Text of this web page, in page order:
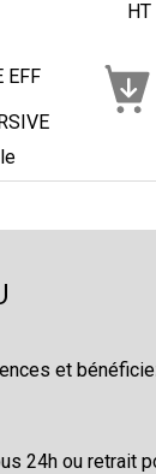
HT
EFF
et
24h ou retrait